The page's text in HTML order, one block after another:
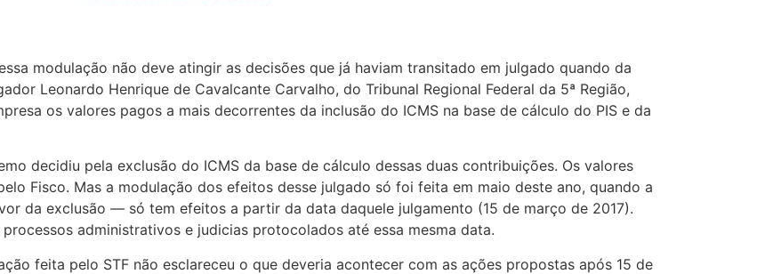
modulação não deve atingir as decisões que já haviam transitado em julgado quando da
Leonardo Henrique de Cavalcante Carvalho, do Tribunal Regional Federal da 5ª Região,
os valores pagos a mais decorrentes da inclusão do ICMS na base de cálculo do PIS e da
decidiu pela exclusão do ICMS da base de cálculo dessas duas contribuições. Os valores
Fisco. Mas a modulação dos efeitos desse julgado só foi feita em maio deste ano, quando a
da exclusão — só tem efeitos a partir da data daquele julgamento (15 de março de 2017).
administrativos e judicias protocolados até essa mesma data.
feita pelo STF não esclareceu o que deveria acontecer com as ações propostas após 15 de